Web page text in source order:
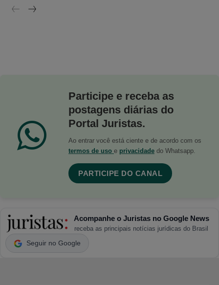
Participe e receba as
postagens diárias do
Portal Juristas.
Ao entrar você está ciente e de acordo com os
termos de uso e privacidade do Whatsapp.
PARTICIPE DO CANAL
Acompanhe o Juristas no Google News
receba as principais notícias jurídicas do Brasil
Seguir no Google